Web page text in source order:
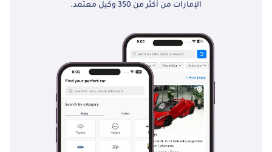
الإمارات من أكثر من 350 وكيل معتمد.